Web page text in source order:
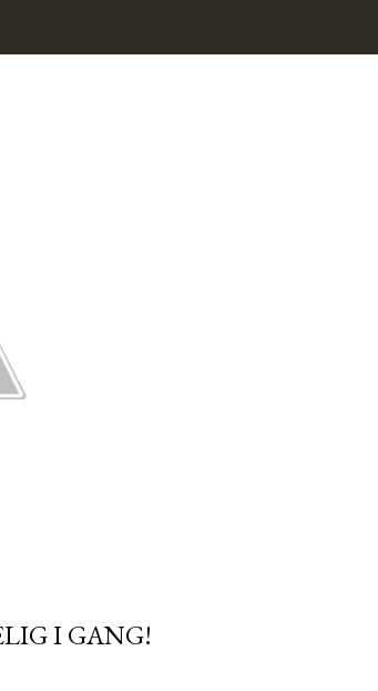
I GANG!